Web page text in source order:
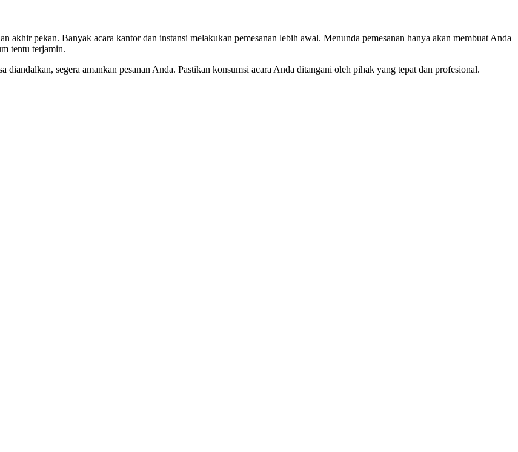
akhir pekan. Banyak acara kantor dan instansi melakukan pemesanan lebih awal. Menunda pemesanan hanya akan membuat Anda
tentu terjamin.
diandalkan, segera amankan pesanan Anda. Pastikan konsumsi acara Anda ditangani oleh pihak yang tepat dan profesional.